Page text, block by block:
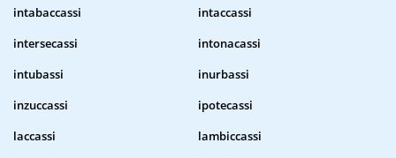
intabaccassi
intaccassi
intersecassi
intonacassi
intubassi
inurbassi
inzuccassi
ipotecassi
laccassi
lambiccassi